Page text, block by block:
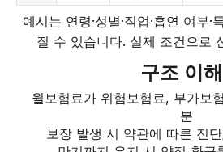
예시는 연령·성별·직업·흡연 여부
질 수 있습니다. 실제 조건으로
구조 이해
월보험료가 위험보험료, 부가보
분
보장 발생 시 약관에 따른 진